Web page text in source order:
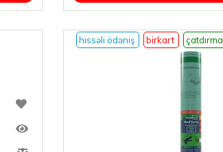
hissəli ödəniş birkart çatdırma